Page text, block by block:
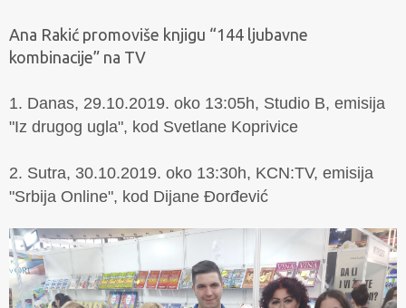
Ana Rakić promoviše knjigu “144 ljubavne
kombinacije” na TV
1. Danas, 29.10.2019. oko 13:05h, Studio B, emisija
"Iz drugog ugla", kod Svetlane Koprivice
2. Sutra, 30.10.2019. oko 13:30h, KCN:TV, emisija
"Srbija Online", kod Dijane Đorđević